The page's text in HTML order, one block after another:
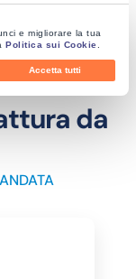
e migliorare la tua
Politica sui Cookie
Accetta tutti
da